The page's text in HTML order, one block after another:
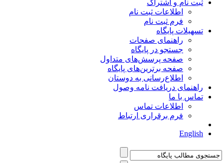
ثبت نام و اشتراک
اطلاعات ثبت نام
فرم ثبت نام
تسهیلات پایگاه
راهنمای صفحات
جستجو در پایگاه
صفحه پرسش‌های متداول
صفحه برترین‌های پایگاه
اطلاع‌رسانی به دوستان
راهنمای دریافت نامه وصول
تماس با ما
اطلاعات تماس
فرم برقراری ارتباط
English